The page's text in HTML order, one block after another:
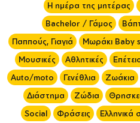
Η ημέρα της μητέρας
Bachelor / Γάμος
Παππούς, Γιαγιά
Μωράκι Baby
Μουσικές
Αθλητικές
Auto/moto
Γενέθλια Ζωάκια
Διάστημα
Ζώδια
Social
Φράσεις Ελληνικά